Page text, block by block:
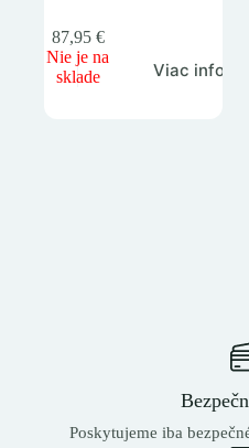
87,95 €
Nie je na
sklade
Viac info
Poskytujeme iba